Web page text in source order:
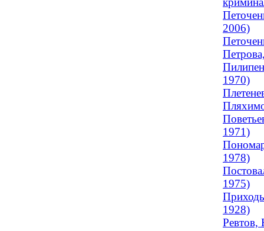
2006)
1970)
1971)
1978)
1975)
1928)